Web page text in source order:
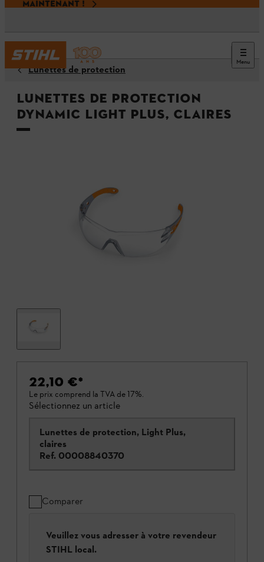
MAINTENANT !
Menu
Lunettes de protection
Lunettes de protection
DYNAMIC LIGHT PLUS, claires
22,10 €*
Le prix comprend la TVA de 17%.
Sélectionnez un article
Lunettes de protection, Light Plus,
claires
Ref. 00008840370
Comparer
Veuillez vous adresser à votre revendeur
STIHL local.